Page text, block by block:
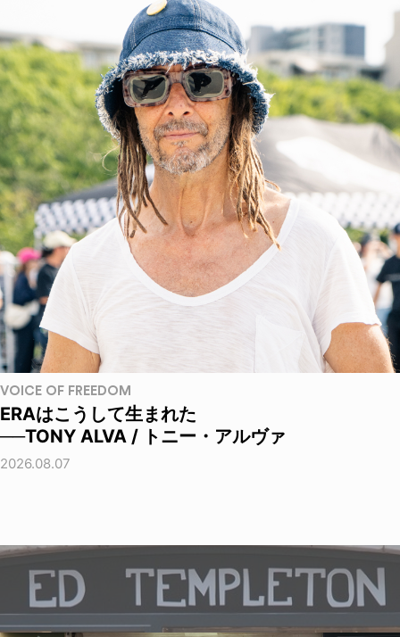
VOICE OF FREEDOM
ERAはこうして生まれた
──TONY ALVA / トニー・アルヴァ
2026.08.07